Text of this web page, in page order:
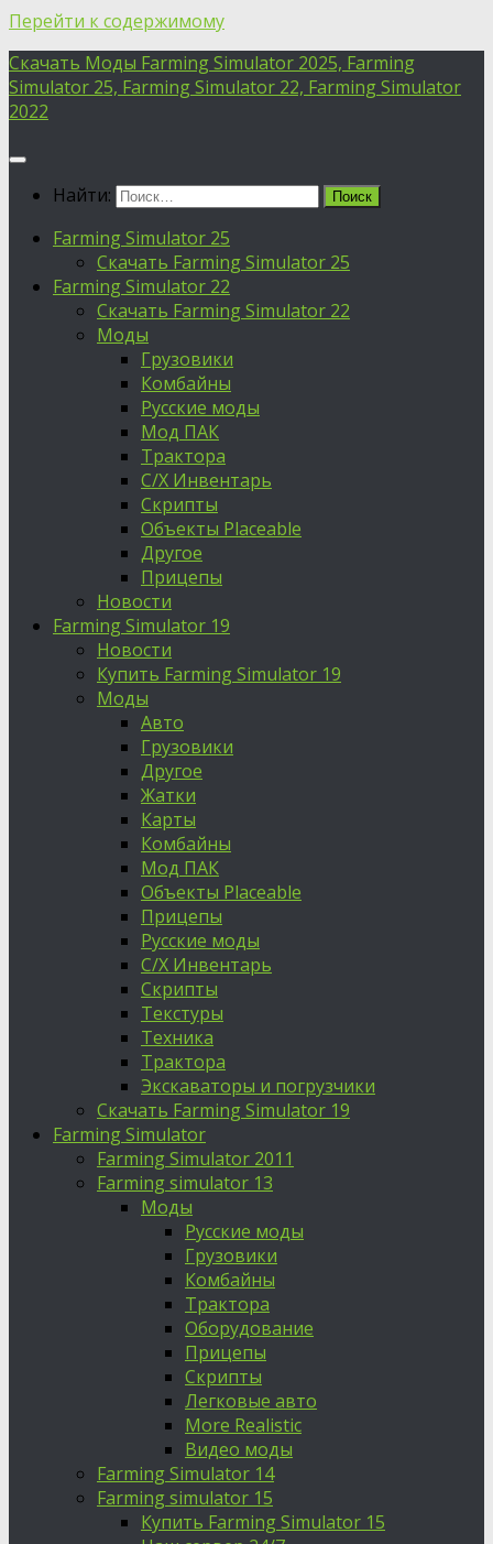
Перейти к содержимому
Скачать Моды Farming Simulator 2025, Farming
Simulator 25, Farming Simulator 22, Farming Simulator
2022
Найти:
Farming Simulator 25
Скачать Farming Simulator 25
Farming Simulator 22
Скачать Farming Simulator 22
Моды
Грузовики
Комбайны
Русские моды
Мод ПАК
Трактора
С/Х Инвентарь
Скрипты
Объекты Placeable
Другое
Прицепы
Новости
Farming Simulator 19
Новости
Купить Farming Simulator 19
Моды
Авто
Грузовики
Другое
Жатки
Карты
Комбайны
Мод ПАК
Объекты Placeable
Прицепы
Русские моды
С/Х Инвентарь
Скрипты
Текстуры
Техника
Трактора
Экскаваторы и погрузчики
Скачать Farming Simulator 19
Farming Simulator
Farming Simulator 2011
Farming simulator 13
Моды
Русские моды
Грузовики
Комбайны
Трактора
Оборудование
Прицепы
Скрипты
Легковые авто
More Realistic
Видео моды
Farming Simulator 14
Farming simulator 15
Купить Farming Simulator 15